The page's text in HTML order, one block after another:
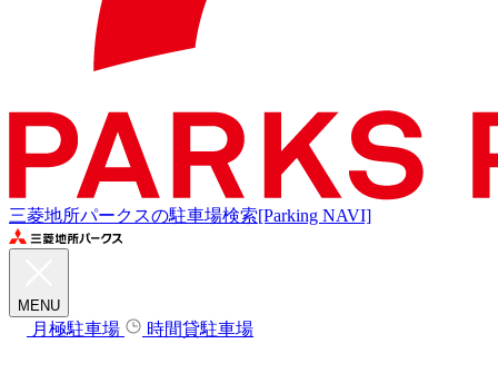
三菱地所パークスの駐車場検索[Parking NAVI]
MENU
月極駐車場 時間貸駐車場